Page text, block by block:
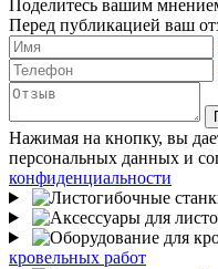
Поделитесь вашим
Перед публикацией ваш
Нажимая на кнопку, вы
персональных данных и
конфиденциальности
кровельных работ